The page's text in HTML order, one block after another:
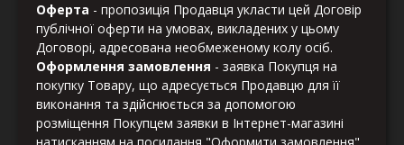
Оферта - пропозиція Продавця укласти цей Договір
публічної оферти на умовах, викладених у цьому
Договорі, адресована необмеженому колу осіб.
Оформлення замовлення - заявка Покупця на
покупку Товару, що адресується Продавцю для її
виконання та здійснюється за допомогою
розміщення Покупцем заявки в Інтернет-магазині